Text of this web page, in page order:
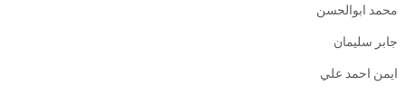
محمد ابوالحسن
جابر سليمان
ايمن احمد علي